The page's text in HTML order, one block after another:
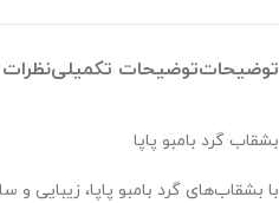
توضیحاتتوضیحات تکمیلینظرات
بشقاب گرد بامبو پاپا
با بشقاب‌های گرد بامبو پاپا، زیبایی